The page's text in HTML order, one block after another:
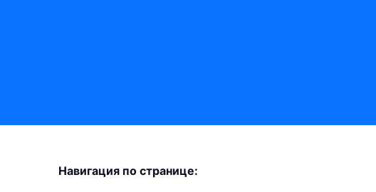
Навигация по странице: